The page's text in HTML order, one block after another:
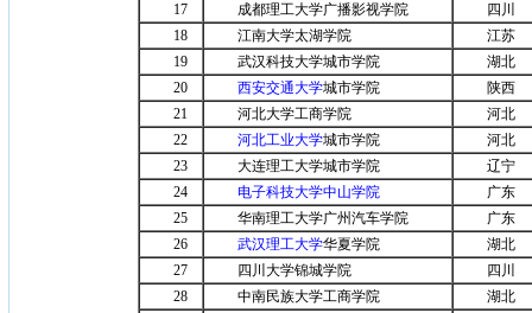
17
成都理工大学广播影视学院
四川
18
江南大学太湖学院
江苏
19
武汉科技大学城市学院
湖北
20
西安交通大学城市学院
陕西
21
河北大学工商学院
河北
22
河北工业大学城市学院
河北
23
大连理工大学城市学院
辽宁
24
电子科技大学中山学院
广东
25
华南理工大学广州汽车学院
广东
26
武汉理工大学华夏学院
湖北
27
四川大学锦城学院
四川
28
中南民族大学工商学院
湖北